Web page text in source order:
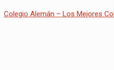
Colegio Alemán – Los Mejores